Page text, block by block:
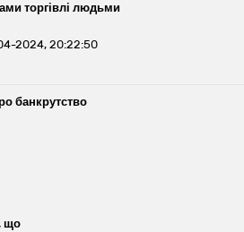
торгівлі людьми
2024, 20:22:50
банкрутство
що